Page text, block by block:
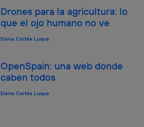
Drones para la agricultura: lo
que el ojo humano no ve
Elena Cortés Luque
OpenSpain: una web donde
caben todos
Elena Cortés Luque